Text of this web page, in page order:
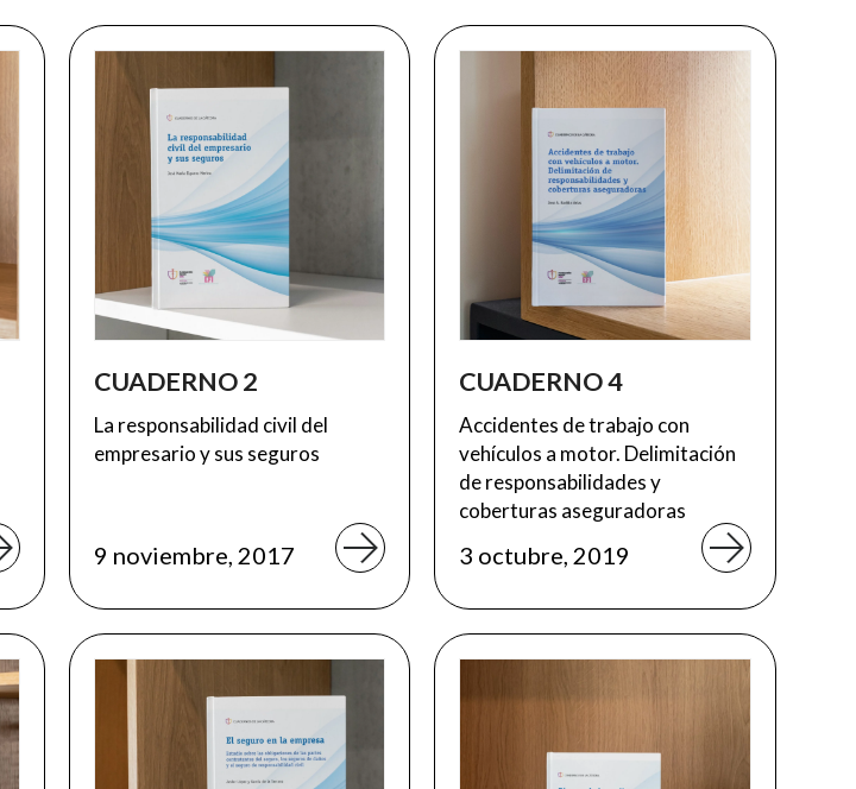
CUADERNO 2
La responsabilidad civil del
empresario y sus seguros
9 noviembre, 2017
CUADERNO 4
Accidentes de trabajo con
vehículos a motor. Delimitación
de responsabilidades y
coberturas aseguradoras
3 octubre, 2019